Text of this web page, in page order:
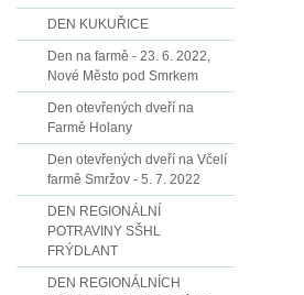
DEN KUKUŘICE
Den na farmě - 23. 6. 2022,
Nové Město pod Smrkem
Den otevřených dveří na
Farmě Holany
Den otevřených dveří na Včelí
farmě Smržov - 5. 7. 2022
DEN REGIONÁLNÍ
POTRAVINY SŠHL
FRÝDLANT
DEN REGIONÁLNÍCH